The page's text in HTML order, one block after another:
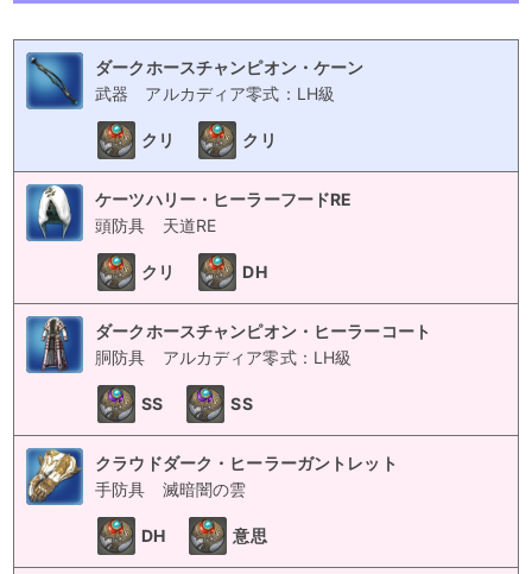
ダークホースチャンピオン・ケーン
武器
アルカディア零式：LH級
クリ クリ
ケーツハリー・ヒーラーフードRE
頭防具
天道RE
クリ DH
ダークホースチャンピオン・ヒーラーコート
胴防具
アルカディア零式：LH級
SS SS
クラウドダーク・ヒーラーガントレット
手防具
滅暗闇の雲
DH 意思